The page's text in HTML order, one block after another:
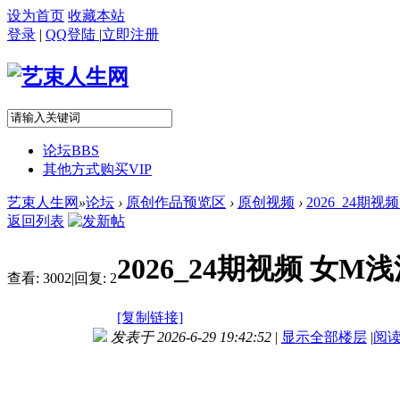
设为首页 收藏本站
登录 | QQ登陆 |立即注册
论坛BBS
其他方式购买VIP
艺束人生网 »论坛 › 原创作品预览区 › 原创视频 › 2026_24期视
返回列表
查看: 3002|回复: 22026_24期视频 女M
[复制链接]
发表于 2026-6-29 19:42:52 | 显示全部楼层 |阅